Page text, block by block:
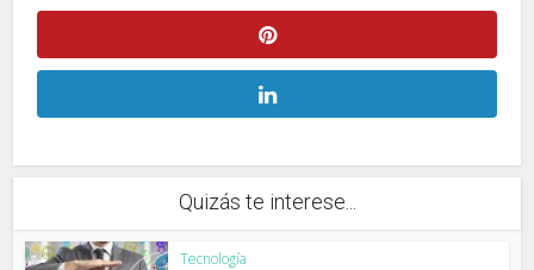
Quizás te interese...
Tecnología